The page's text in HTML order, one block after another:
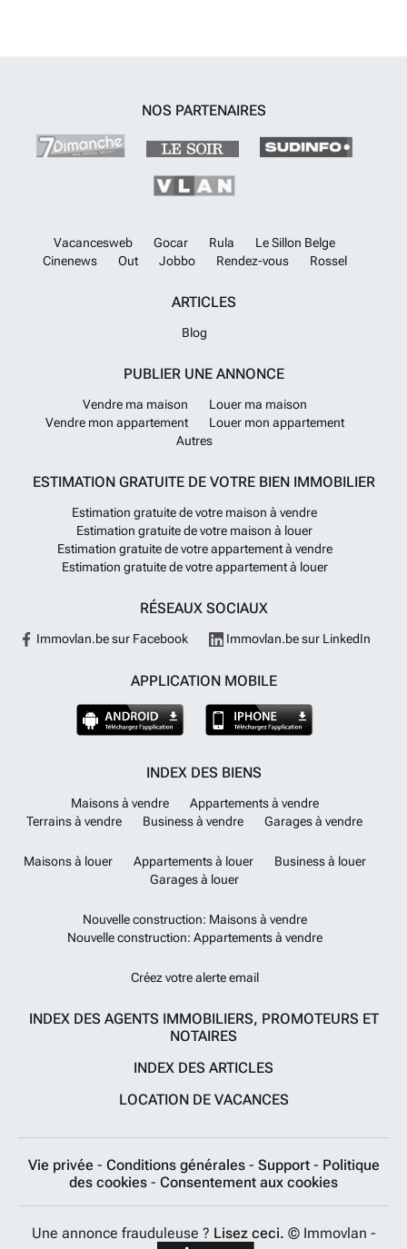
NOS PARTENAIRES
Vacancesweb Gocar Rula
Le Sillon Belge
Cinenews
Out Jobbo Rendez-vous Rossel
ARTICLES
Blog
PUBLIER UNE ANNONCE
Vendre ma maison
Louer ma maison
Vendre mon appartement
Louer mon appartement
Autres
ESTIMATION GRATUITE DE VOTRE BIEN IMMOBILIER
Estimation gratuite de votre maison à vendre
Estimation gratuite de votre maison à louer
Estimation gratuite de votre appartement à vendre
Estimation gratuite de votre appartement à louer
RÉSEAUX SOCIAUX
Immovlan.be sur Facebook Immovlan.be sur LinkedIn
APPLICATION MOBILE
INDEX DES BIENS
Maisons à vendre
Appartements à vendre
Terrains à vendre
Business à vendre Garages à vendre
Maisons à louer Appartements à louer
Business à louer
Garages à louer
Nouvelle construction: Maisons à vendre
Nouvelle construction: Appartements à vendre
Créez votre alerte email
INDEX DES AGENTS IMMOBILIERS, PROMOTEURS ET
NOTAIRES
INDEX DES ARTICLES
LOCATION DE VACANCES
Vie privée - Conditions générales - Support - Politique
des cookies - Consentement aux cookies
Une annonce frauduleuse ? Lisez ceci. © Immovlan -